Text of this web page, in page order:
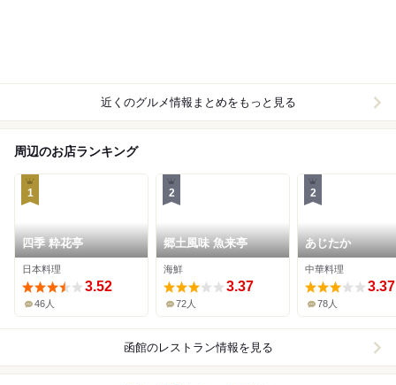
近くのグルメ情報まとめをもっと見る
周辺のお店ランキング
1
四季 粋花亭
日本料理
3.52
46人
2
郷土風味 魚来亭
海鮮
3.37
72人
2
あじたか
中華料理
3.37
78人
函館のレストラン情報を見る